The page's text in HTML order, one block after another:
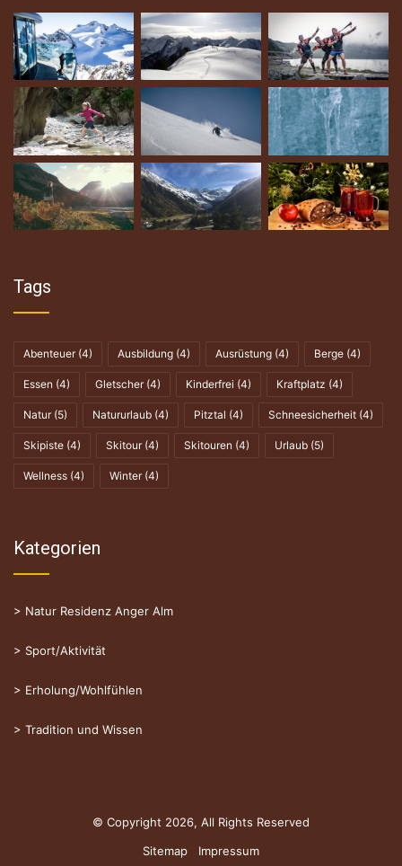
Tags
Abenteuer(4) Ausbildung (4) Ausrüstung (4) Berge (4)
Essen (4) Gletscher(4) Kinderfrei (4) Kraftplatz (4)
Natur(5) Natururlaub (4) Pitztal (4) Schneesicherheit (4)
Skipiste (4) Skitour(4) Skitouren (4) Urlaub (5)
Wellness (4) Winter(4)
Kategorien
> Natur Residenz Anger Alm
> Sport/Aktivität
> Erholung/Wohlfühlen
> Tradition und Wissen
© Copyright 2026, All Rights Reserved
Sitemap
Impressum